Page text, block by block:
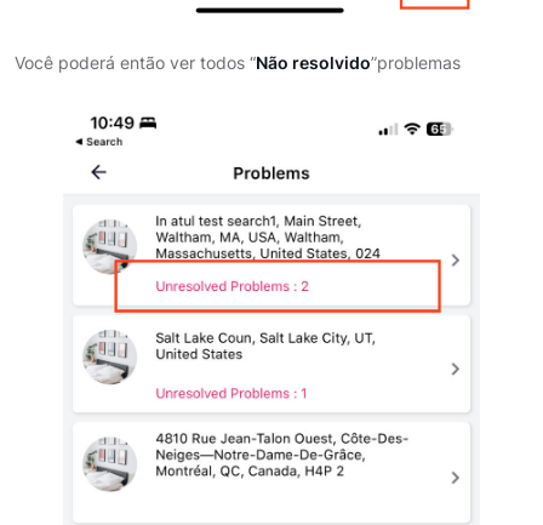
Você poderá então ver todos “Não resolvido”problemas